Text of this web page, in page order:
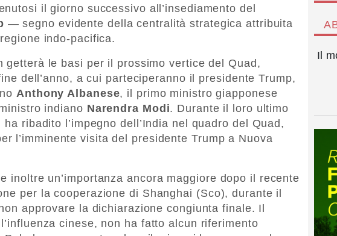
il giorno successivo all’insediamento del
— segno evidente della centralità strategica attribuita
indo-pacifica.
getterà le basi per il prossimo vertice del Quad,
dell’anno, a cui parteciperanno il presidente Trump,
Anthony Albanese, il primo ministro giapponese
indiano Narendra Modi. Durante il loro ultimo
ribadito l’impegno dell’India nel quadro del Quad,
l’imminente visita del presidente Trump a Nuova
inoltre un’importanza ancora maggiore dopo il recente
per la cooperazione di Shanghai (Sco), durante il
approvare la dichiarazione congiunta finale. Il
cinese, non ha fatto alcun riferimento
Il